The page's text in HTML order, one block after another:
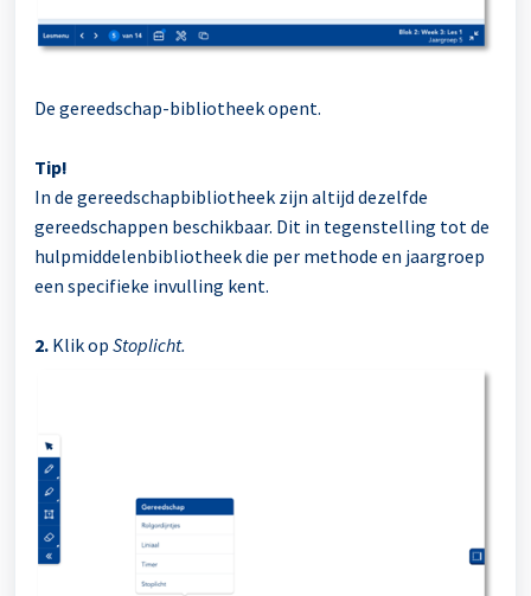
De gereedschap-bibliotheek opent.
Tip!
In de gereedschapbibliotheek zijn altijd dezelfde
gereedschappen beschikbaar. Dit in tegenstelling tot de
hulpmiddelenbibliotheek die per methode en jaargroep
een specifieke invulling kent.
2. Klik op Stoplicht.